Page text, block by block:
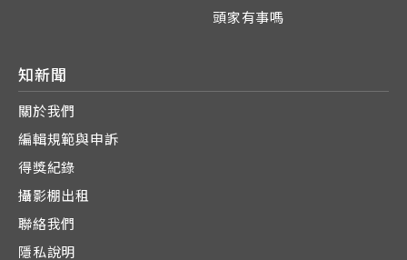
頭家有事嗎
知新聞
關於我們
編輯規範與申訴
得獎紀錄
攝影棚出租
聯絡我們
隱私說明